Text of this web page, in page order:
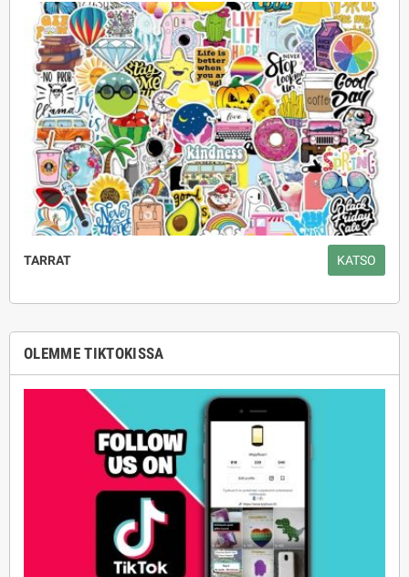
TARRAT KATSO
OLEMME TIKTOKISSA